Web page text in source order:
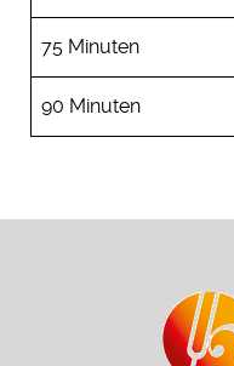
75 Minuten
90 Minuten